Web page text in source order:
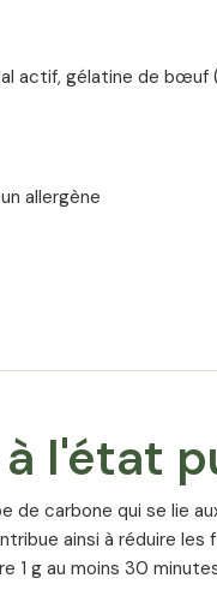
actif, gélatine de bœuf
allergène
l'état
de carbone qui se lie
ainsi à réduire
1 g au moins 30